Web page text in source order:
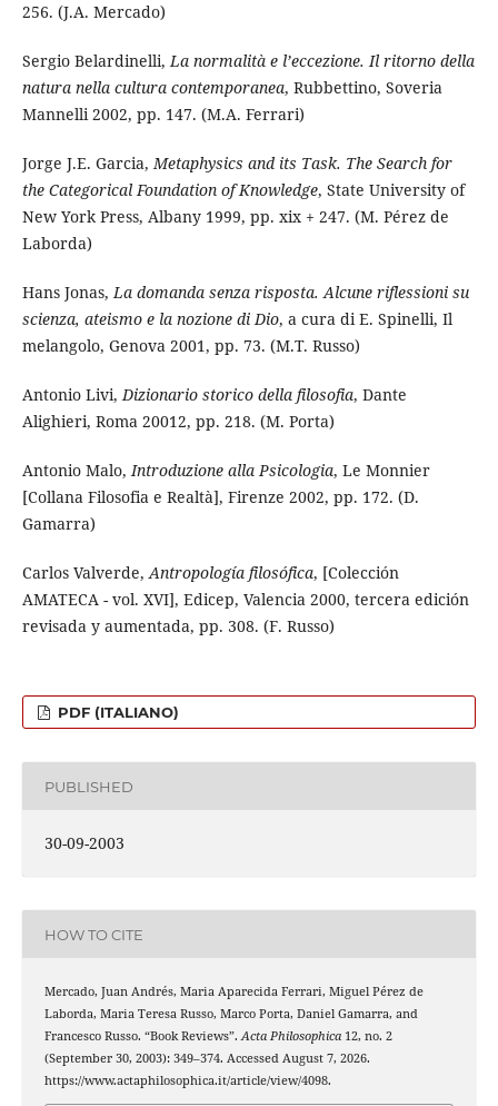
256. (J.A. Mercado)
Sergio Belardinelli,La normalità e l’eccezione. Il ritorno della
natura nella cultura contemporanea, Rubbettino, Soveria
Mannelli 2002, pp. 147. (M.A. Ferrari)
Jorge J.E. Garcia,Metaphysics and its Task. The Search for
the Categorical Foundation of Knowledge, State University of
New York Press, Albany 1999, pp. xix + 247. (M. Pérez de
Laborda)
Hans Jonas,La domanda senza risposta. Alcune riflessioni su
scienza, ateismo e la nozione di Dio, a cura di E. Spinelli, Il
melangolo, Genova 2001, pp. 73. (M.T. Russo)
Antonio Livi,Dizionario storico della filosofia, Dante
Alighieri, Roma 20012, pp. 218. (M. Porta)
Antonio Malo,Introduzione alla Psicologia, Le Monnier
[Collana Filosofia e Realtà], Firenze 2002, pp. 172. (D.
Gamarra)
Carlos Valverde,Antropología filosófica, [Colección
AMATECA - vol. XVI], Edicep, Valencia 2000, tercera edición
revisada y aumentada, pp. 308. (F. Russo)
PDF (ITALIANO)
PUBLISHED
30-09-2003
HOW TO CITE
Mercado, Juan Andrés, Maria Aparecida Ferrari, Miguel Pérez de
Laborda, Maria Teresa Russo, Marco Porta, Daniel Gamarra, and
Francesco Russo. “Book Reviews”.Acta Philosophica12, no. 2
(September 30, 2003): 349–374. Accessed August 7, 2026.
https://www.actaphilosophica.it/article/view/4098.